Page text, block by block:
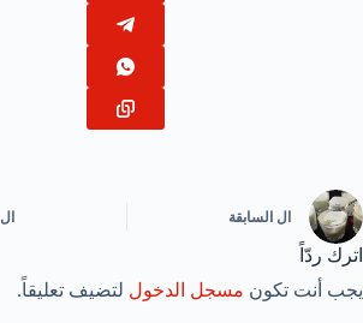
ال السابقة ال
اترك ردّاً
يجب أنت تكون مسجل الدخول لتضيف تعليقاً.